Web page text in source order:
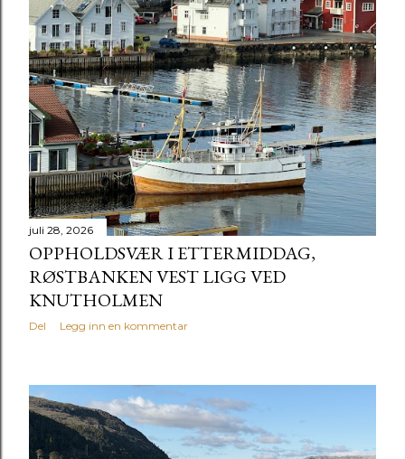
juli 28, 2026
OPPHOLDSVÆR I ETTERMIDDAG,
RØSTBANKEN VEST LIGG VED
KNUTHOLMEN
Del Legg inn en kommentar